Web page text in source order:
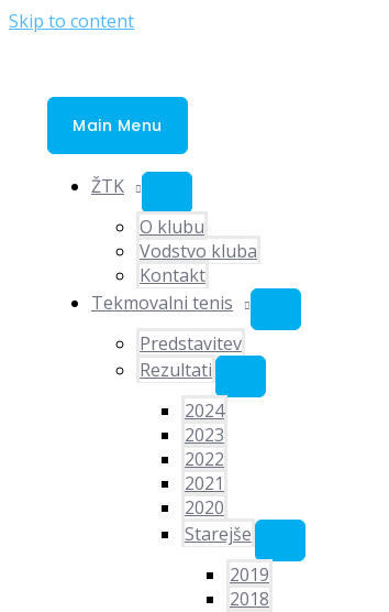
Skip to content
Main Menu
ŽTK
O klubu
Vodstvo kluba
Kontakt
Tekmovalni tenis
Predstavitev
Rezultati
2024
2023
2022
2021
2020
Starejše
2019
2018